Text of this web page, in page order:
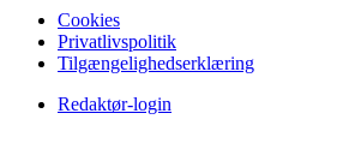
Cookies
Privatlivspolitik
Tilgængelighedserklæring
Redaktør-login